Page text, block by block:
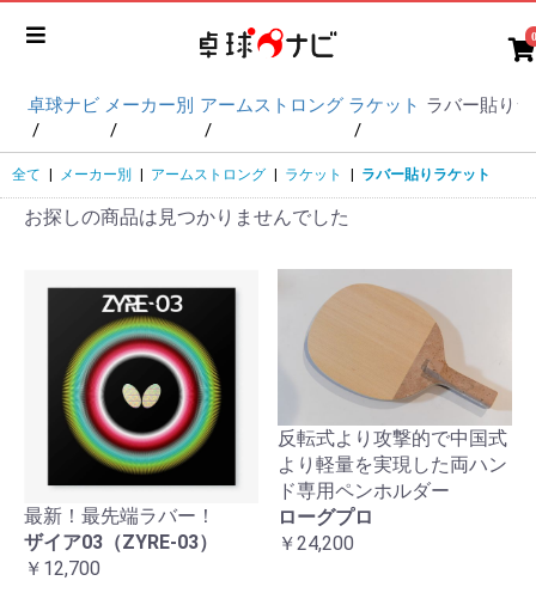
0
卓球ナビ メーカー別 アームストロング ラケット ラバー貼り
全て メーカー別 アームストロング ラケット ラバー貼りラケット
お探しの商品は見つかりませんでした
最新！最先端ラバー！
ザイア03（ZYRE-03）
￥12,700
反転式より攻撃的で中国式
より軽量を実現した両ハン
ド専用ペンホルダー
ローグプロ
￥24,200